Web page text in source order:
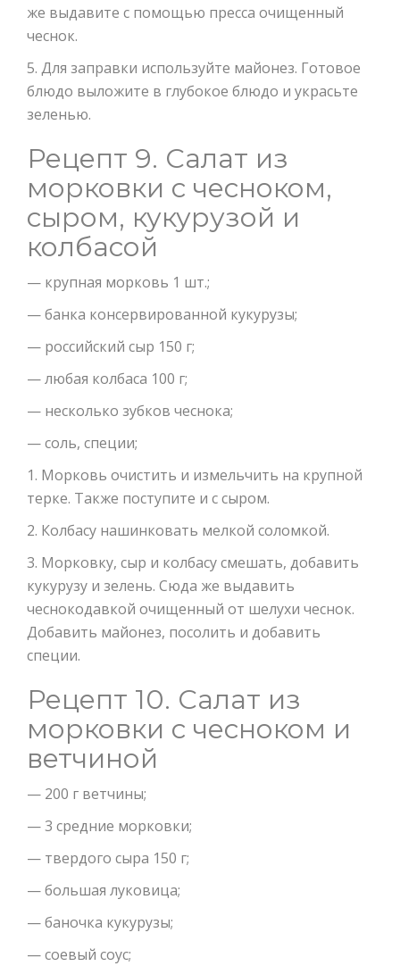
же выдавите с помощью пресса очищенный
чеснок.
5. Для заправки используйте майонез. Готовое
блюдо выложите в глубокое блюдо и украсьте
зеленью.
Рецепт 9. Салат из
морковки с чесноком,
сыром, кукурузой и
колбасой
— крупная морковь 1 шт.;
— банка консервированной кукурузы;
— российский сыр 150 г;
— любая колбаса 100 г;
— несколько зубков чеснока;
— соль, специи;
1. Морковь очистить и измельчить на крупной
терке. Также поступите и с сыром.
2. Колбасу нашинковать мелкой соломкой.
3. Морковку, сыр и колбасу смешать, добавить
кукурузу и зелень. Сюда же выдавить
чеснокодавкой очищенный от шелухи чеснок.
Добавить майонез, посолить и добавить
специи.
Рецепт 10. Салат из
морковки с чесноком и
ветчиной
— 200 г ветчины;
— 3 средние морковки;
— твердого сыра 150 г;
— большая луковица;
— баночка кукурузы;
— соевый соус;